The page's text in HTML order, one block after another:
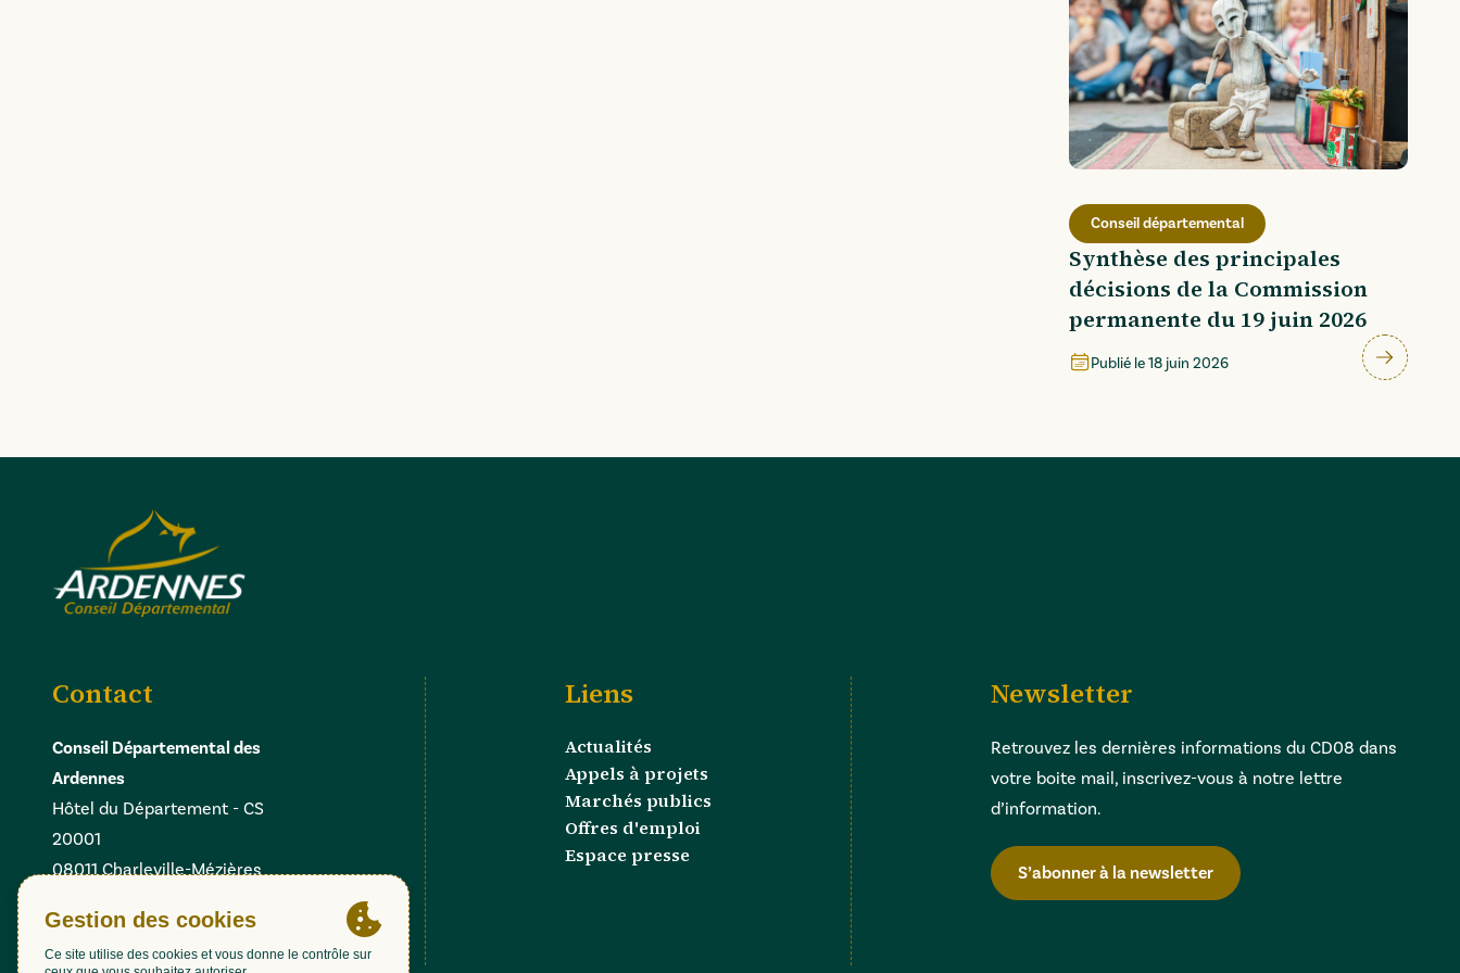
Conseil départemental
Synthèse des principales
décisions de la Commission
permanente du 19 juin 2026
Publié le18 juin 2026
Contact
Conseil Départemental des
Ardennes
Hôtel du Département - CS
20001
08011 Charleville-Mézières
FacebookInstagramLinkedin
X
Liens
Actualités
Appels à projets
Marchés publics
Offres d'emploi
Espace presse
Newsletter
Retrouvez les dernières informations du CD08 dans
votre boite mail, inscrivez-vous à notre lettre
d’information.
S’abonner à la newsletter